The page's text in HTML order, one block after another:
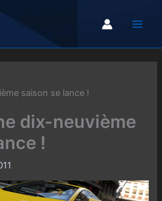
saison se lance !
dix-neuvième
!